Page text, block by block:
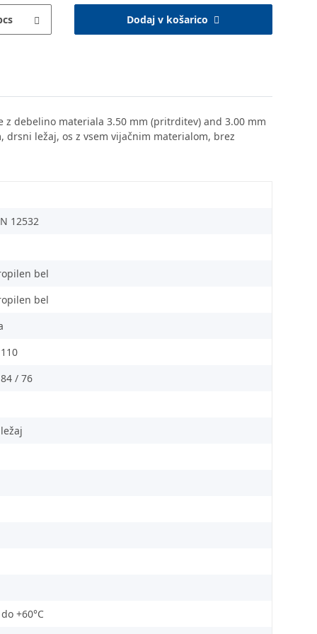
Dodaj v košarico
debelino materiala 3.50 mm (pritrditev) and 3.00 mm
ležaj, os z vsem vijačnim materialom, brez
12532
bel
bel
/ 76
+60°C